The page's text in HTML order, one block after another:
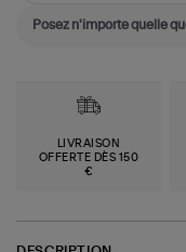
LIVRAISON
OFFERTE DÈS 150
€